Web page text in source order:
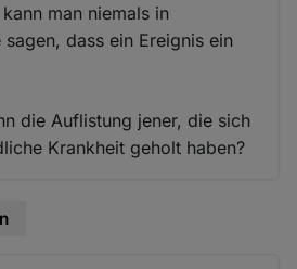
man niemals in
dass ein Ereignis ein
die Auflistung jener, die sich
Krankheit geholt haben?